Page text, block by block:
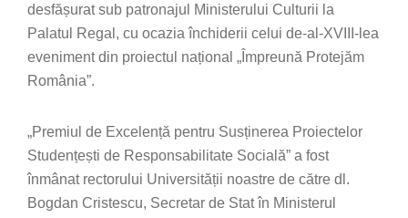
desfășurat sub patronajul Ministerului Culturii la
Palatul Regal, cu ocazia închiderii celui de-al-XVIII-lea
eveniment din proiectul național „Împreună Protejăm
România”.
„Premiul de Excelență pentru Susținerea Proiectelor
Studențești de Responsabilitate Socială” a fost
înmânat rectorului Universității noastre de către dl.
Bogdan Cristescu, Secretar de Stat în Ministerul